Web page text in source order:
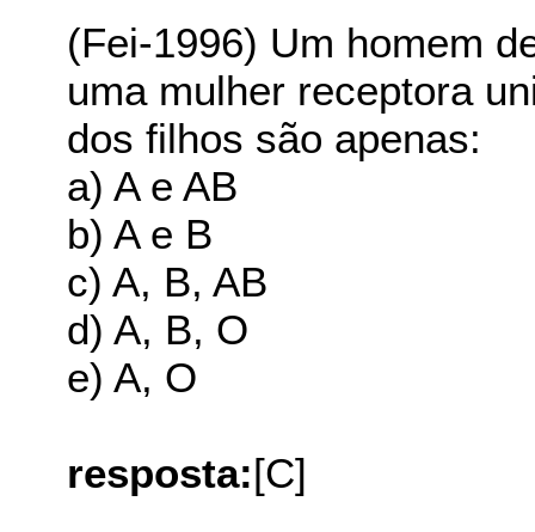
(Fei-1996) Um homem
uma mulher receptora
dos filhos são apenas:
a) A e AB
b) A e B
c) A, B, AB
d) A, B, O
e) A, O
resposta:[C]